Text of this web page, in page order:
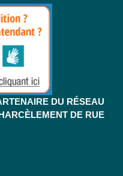
DU RÉSEAU
DE RUE